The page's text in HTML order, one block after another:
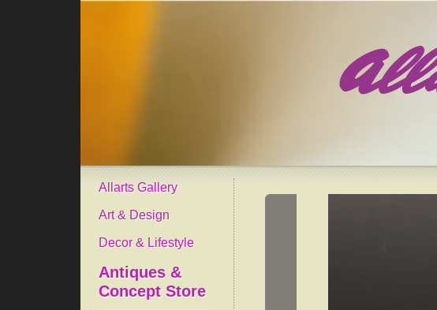
Allarts Gallery
Art & Design
Decor & Lifestyle
Antiques &
Concept Store